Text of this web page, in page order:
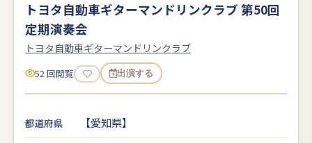
トヨタ自動車ギターマンドリンクラブ 第50回
定期演奏会
トヨタ自動車ギターマンドリンクラブ
52 回閲覧 出演する
都道府県 【愛知県】